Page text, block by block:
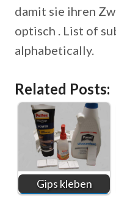
damit sie ihren
optisch . List of
alphabetically.
Related Posts:
Gips kleben